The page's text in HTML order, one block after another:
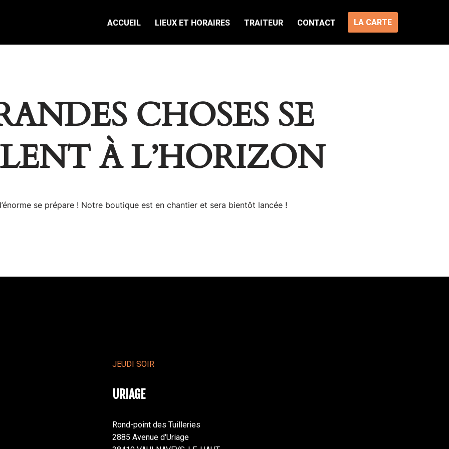
ACCUEIL LIEUX ET HORAIRES TRAITEUR CONTACT LA CARTE
CHOSES SE
À L’HORIZON
se prépare ! Notre boutique est en chantier et sera bientôt lancée !
JEUDI SOIR
URIAGE
Rond-point des Tuilleries
2885 Avenue d'Uriage